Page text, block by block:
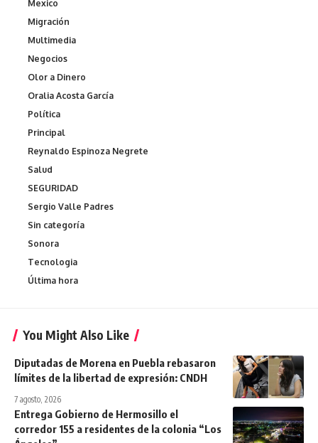
Mexico
Migración
Multimedia
Negocios
Olor a Dinero
Oralia Acosta García
Política
Principal
Reynaldo Espinoza Negrete
Salud
SEGURIDAD
Sergio Valle Padres
Sin categoría
Sonora
Tecnologia
Última hora
You Might Also Like
Diputadas de Morena en Puebla rebasaron
límites de la libertad de expresión: CNDH
7 agosto, 2026
Entrega Gobierno de Hermosillo el
corredor 155 a residentes de la colonia “Los